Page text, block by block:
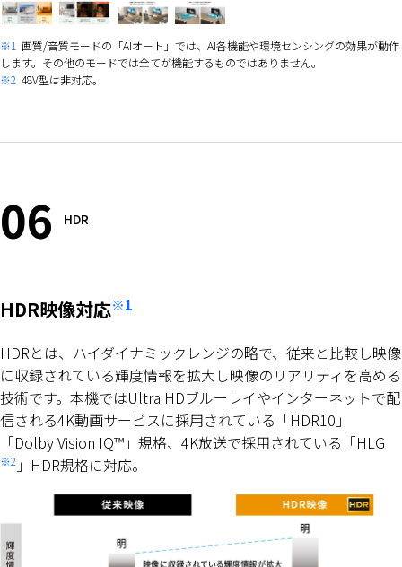
※1 画質/音質モードの「AIオート」では、AI各機能や環境センシングの効果が動作
します。その他のモードでは全てが機能するものではありません。
※2 48V型は非対応。
06 HDR
HDR映像対応※1
HDRとは、ハイダイナミックレンジの略で、従来と比較し映像
に収録されている輝度情報を拡大し映像のリアリティを高める
技術です。本機ではUltra HDブルーレイやインターネットで配
信される4K動画サービスに採用されている「HDR10」
「Dolby Vision IQ™」規格、4K放送で採用されている「HLG
※2 」HDR規格に対応。